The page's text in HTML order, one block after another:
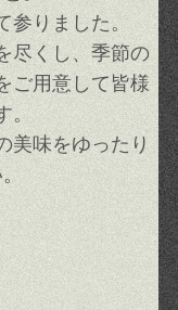
参りました。
尽くし、季節の
ご用意して皆様
。
美味をゆったり